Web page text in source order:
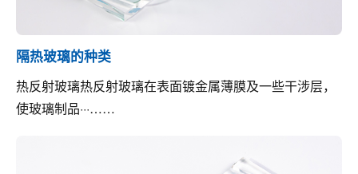
隔热玻璃的种类
热反射玻璃热反射玻璃在表面镀金属薄膜及一些干涉层，
使玻璃制品···……